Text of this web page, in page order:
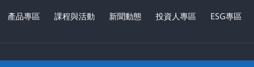
產品專區 課程與活動 新聞動態 投資人專區 ESG專區